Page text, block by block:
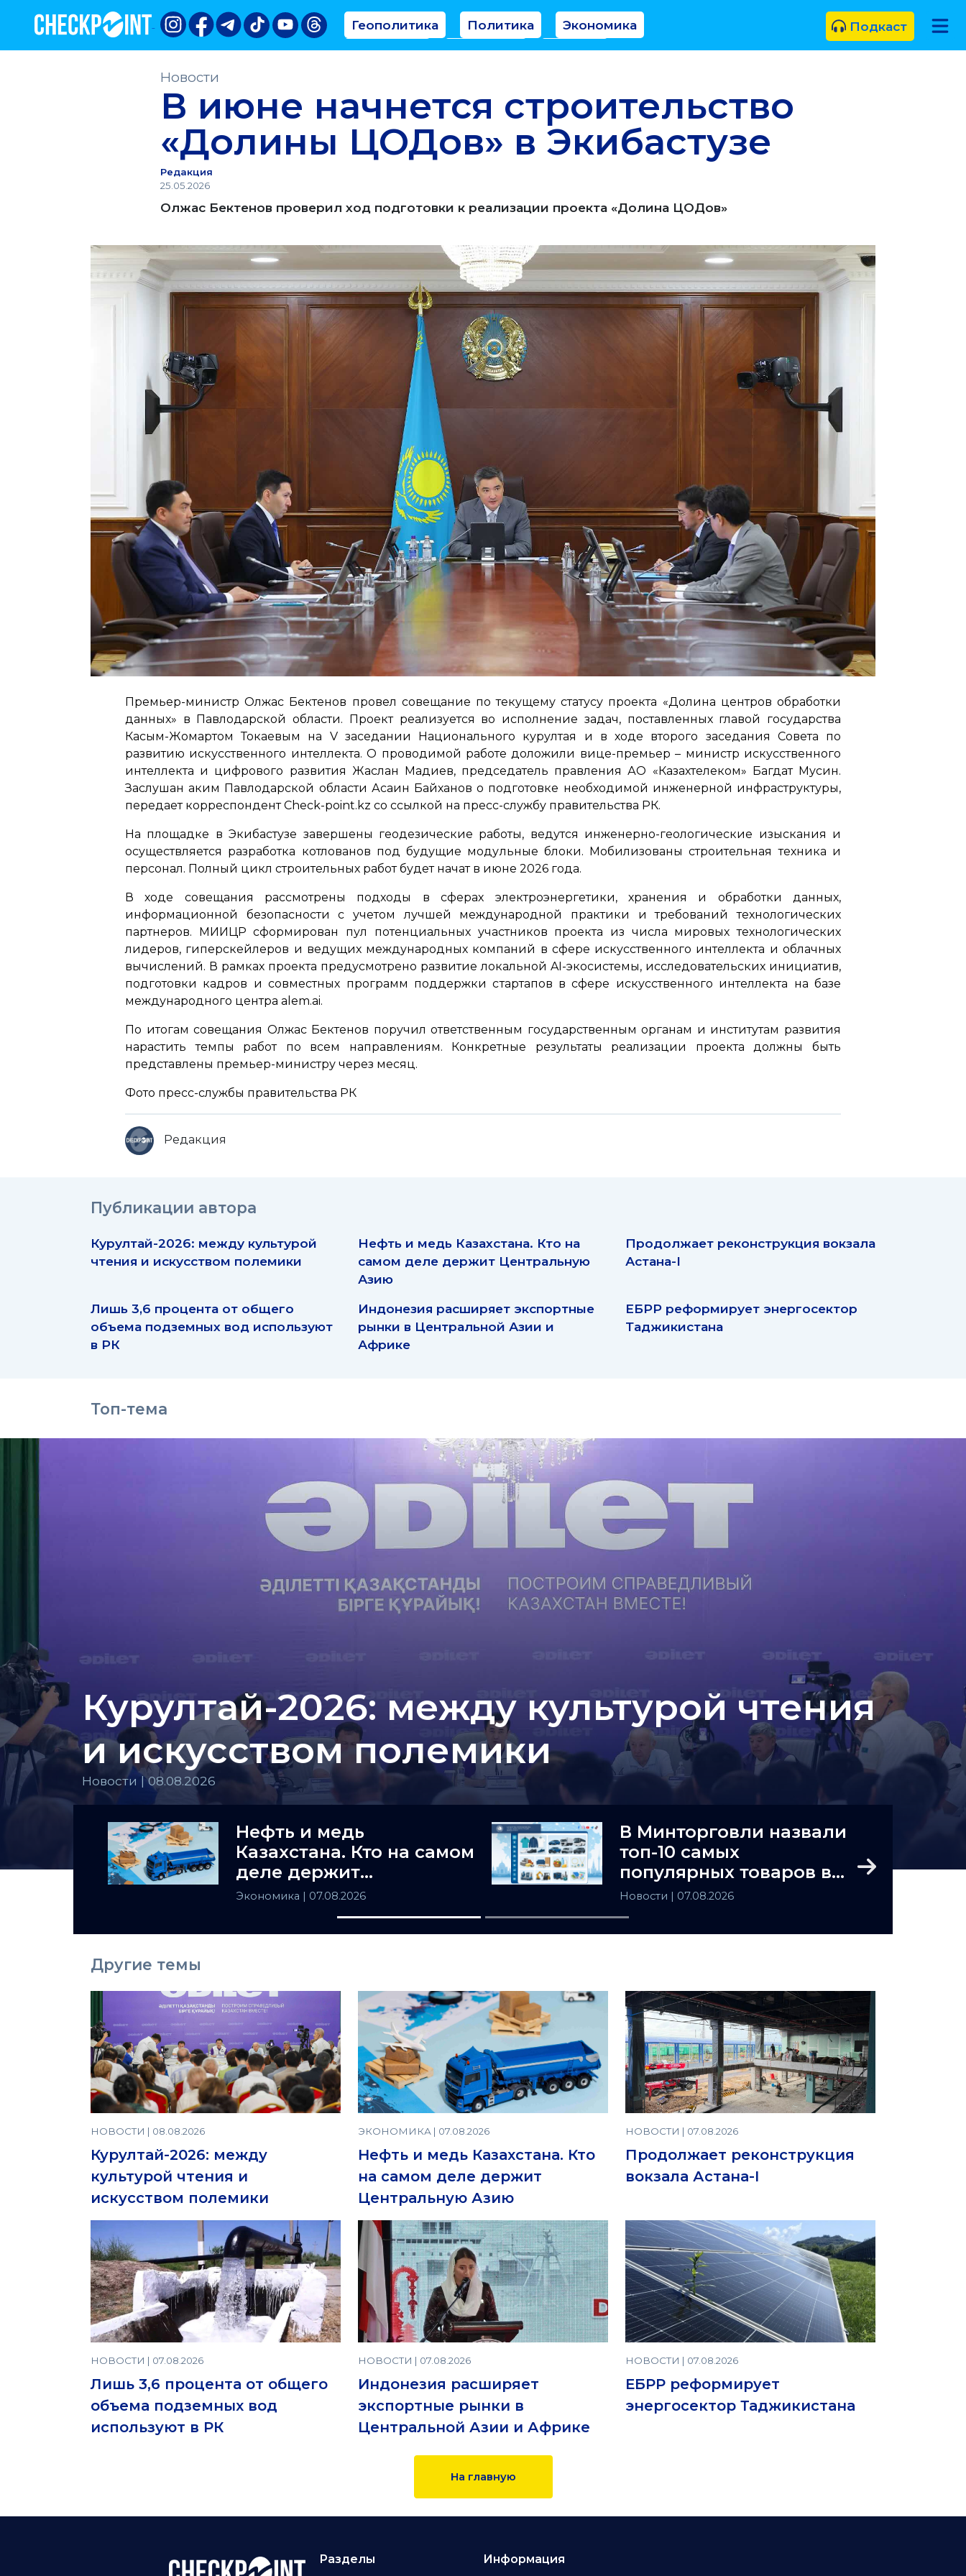
Геополитика Политика
Экономика
Аналитика
Интервью Мнение
Подкаст
Новости
В июне начнется строительство
«Долины ЦОДов» в Экибастузе
Редакция
25.05.2026
Олжас Бектенов проверил ход подготовки к реализации проекта «Долина ЦОДов»
Премьер-министр Олжас Бектенов провел совещание по текущему статусу проекта «Долина центров обработки
данных» в Павлодарской области. Проект реализуется во исполнение задач, поставленных главой государства
Касым-Жомартом Токаевым на V заседании Национального курултая и в ходе второго заседания Совета по
развитию искусственного интеллекта. О проводимой работе доложили вице-премьер – министр искусственного
интеллекта и цифрового развития Жаслан Мадиев, председатель правления АО «Казахтелеком» Багдат Мусин.
Заслушан аким Павлодарской области Асаин Байханов о подготовке необходимой инженерной инфраструктуры,
передает корреспондент Check-point.kz со ссылкой на пресс-службу правительства РК.
На площадке в Экибастузе завершены геодезические работы, ведутся инженерно-геологические изыскания и
осуществляется разработка котлованов под будущие модульные блоки. Мобилизованы строительная техника и
персонал. Полный цикл строительных работ будет начат в июне 2026 года.
В ходе совещания рассмотрены подходы в сферах электроэнергетики, хранения и обработки данных,
информационной безопасности с учетом лучшей международной практики и требований технологических
партнеров. МИИЦР сформирован пул потенциальных участников проекта из числа мировых технологических
лидеров, гиперскейлеров и ведущих международных компаний в сфере искусственного интеллекта и облачных
вычислений. В рамках проекта предусмотрено развитие локальной AI-экосистемы, исследовательских инициатив,
подготовки кадров и совместных программ поддержки стартапов в сфере искусственного интеллекта на базе
международного центра alem.ai.
По итогам совещания Олжас Бектенов поручил ответственным государственным органам и институтам развития
нарастить темпы работ по всем направлениям. Конкретные результаты реализации проекта должны быть
представлены премьер-министру через месяц.
Фото пресс-службы правительства РК
Редакция
Публикации автора
Курултай-2026: между культурой
чтения и искусством полемики
Нефть и медь Казахстана. Кто на
самом деле держит Центральную
Азию
Продолжает реконструкция вокзала
Астана-I
Лишь 3,6 процента от общего
объема подземных вод используют
в РК
Индонезия расширяет экспортные
рынки в Центральной Азии и
Африке
ЕБРР реформирует энергосектор
Таджикистана
Топ-тема
Курултай-2026: между культурой чтения
и искусством полемики
Новости | 08.08.2026
Нефть и медь
Казахстана. Кто на самом
деле держит
Центральную Азию
Экономика | 07.08.2026
В Минторговли назвали
топ-10 самых
популярных товаров в
Казахстане
Новости | 07.08.2026
Next
Другие темы
НОВОСТИ | 08.08.2026
Курултай-2026: между
культурой чтения и
искусством полемики
ЭКОНОМИКА | 07.08.2026
Нефть и медь Казахстана. Кто
на самом деле держит
Центральную Азию
НОВОСТИ | 07.08.2026
Продолжает реконструкция
вокзала Астана-I
НОВОСТИ | 07.08.2026
Лишь 3,6 процента от общего
объема подземных вод
используют в РК
НОВОСТИ | 07.08.2026
Индонезия расширяет
экспортные рынки в
Центральной Азии и Африке
НОВОСТИ | 07.08.2026
ЕБРР реформирует
энергосектор Таджикистана
На главную
Разделы Информация